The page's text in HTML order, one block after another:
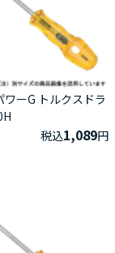
ワーG トルクスドラ
税込1,089円